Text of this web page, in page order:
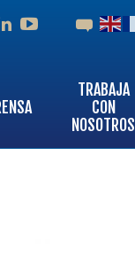
Youtube
TRABAJA
CON
NOSOTROS